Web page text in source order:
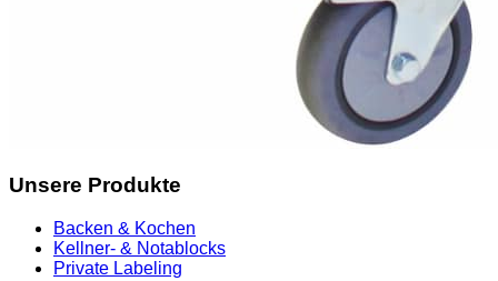
Unsere Produkte
Backen & Kochen
Kellner- & Notablocks
Private Labeling